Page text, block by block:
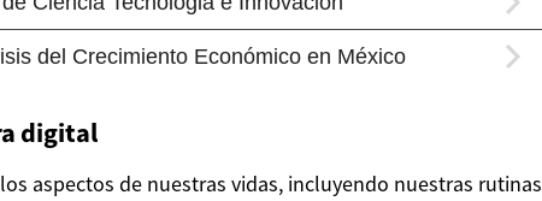
digital
aspectos de nuestras vidas, incluyendo nuestras rutinas